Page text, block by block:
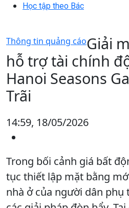
Học tập theo Bác
Thông tin quảng cáoGiải
hỗ trợ tài chính
Hanoi Seasons
Trãi
14:59, 18/05/2026
Trong bối cảnh giá bất
tục thiết lập mặt bằng
nhà ở của người dân phụ